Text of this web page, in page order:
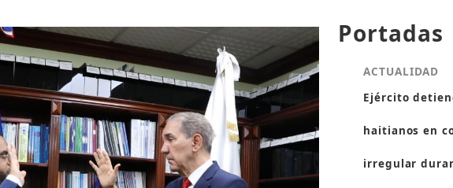
Portadas
ACTUALIDAD
Ejército
haitianos en
irregular